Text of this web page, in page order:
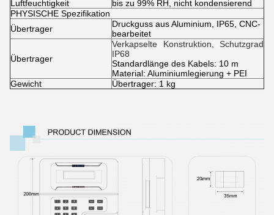
Luftfeuchtigkeit
bis zu 99% RH, nicht kondensierend
PHYSISCHE Spezifikation
Übertrager
Druckguss aus Aluminium, IP65, CNC-
bearbeitet
Übertrager
Verkapselte Konstruktion, Schutzgrad
IP68
Standardlänge des Kabels: 10 m
Material: Aluminiumlegierung + PEI
Gewicht
Übertrager: 1 kg